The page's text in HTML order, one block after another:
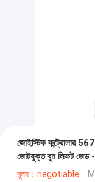
জোইস্টিক কন্ট্রোলার
জোটযুক্ত বুম লিফট জেড
মূল্য：negotiable